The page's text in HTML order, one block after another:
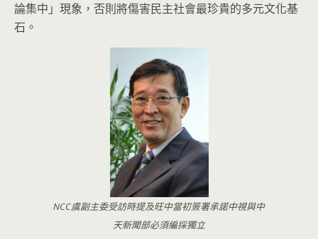
論集中」現象，否則將傷害民主社會最珍貴的多元文化基
石。
NCC虞副主委受訪時提及旺中當初簽署承諾中視與中
天新聞部必須編採獨立